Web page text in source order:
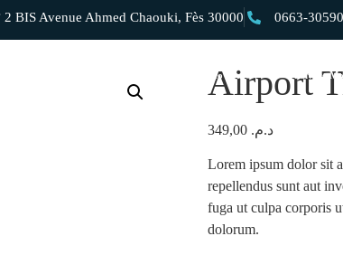
BIS Avenue Ahmed Chaouki, Fès 30000 0663-
Private Morocco Tours Private
Airport
د.م. 349,00
Lorem ipsum dolor sit
repellendus sunt aut
fuga ut culpa corporis
dolorum.